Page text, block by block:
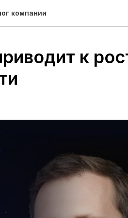
компании
к